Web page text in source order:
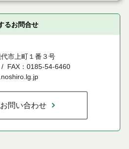
るお問合せ
市上町１番３号
FAX：0185-54-6460
問い合わせ